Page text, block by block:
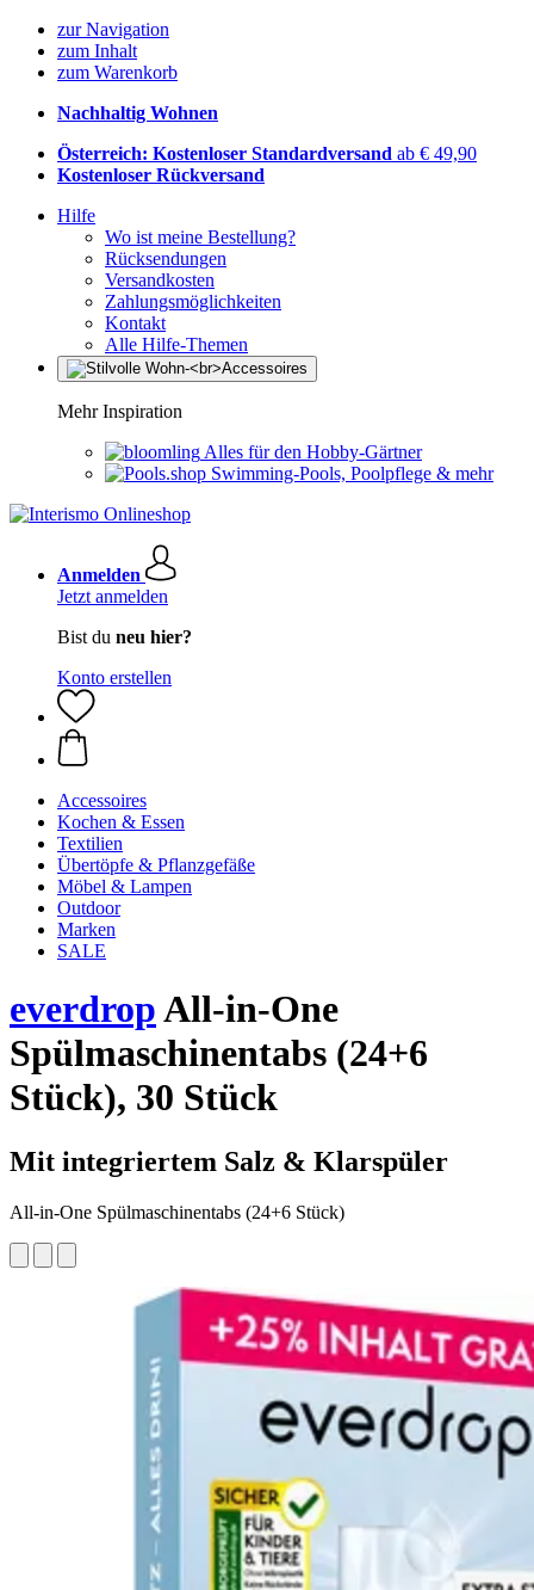
zur Navigation
zum Inhalt
zum Warenkorb
Nachhaltig Wohnen
Österreich: Kostenloser Standardversand ab € 49,90
Kostenloser Rückversand
Hilfe
Wo ist meine Bestellung?
Rücksendungen
Versandkosten
Zahlungsmöglichkeiten
Kontakt
Alle Hilfe-Themen
Mehr Inspiration
Alles für den Hobby-Gärtner
Swimming-Pools, Poolpflege & mehr
Anmelden
Jetzt anmelden
Bist du neu hier?
Konto erstellen
Accessoires
Kochen & Essen
Textilien
Übertöpfe & Pflanzgefäße
Möbel & Lampen
Outdoor
Marken
SALE
everdropAll-in-One
Spülmaschinentabs (24+6
Stück), 30 Stück
Mit integriertem Salz & Klarspüler
All-in-One Spülmaschinentabs (24+6 Stück)